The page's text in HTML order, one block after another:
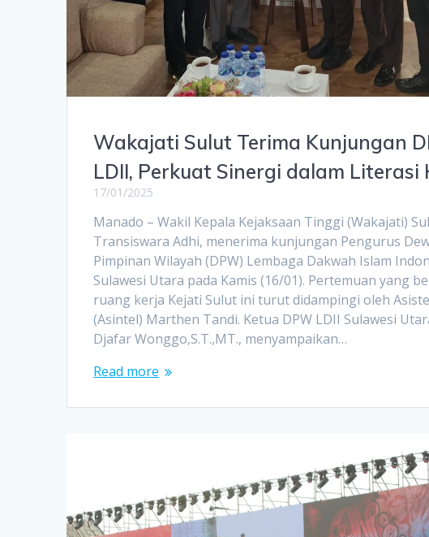
Wakajati Sulut Terima Kunjungan
LDII, Perkuat Sinergi dalam Literasi
17/01/2025
Manado – Wakil Kepala Kejaksaan Tinggi (Wakajati)
Transiswara Adhi, menerima kunjungan Pengurus
Pimpinan Wilayah (DPW) Lembaga Dakwah Islam
Sulawesi Utara pada Kamis (16/01). Pertemuan yang
ruang kerja Kejati Sulut ini turut didampingi oleh
(Asintel) Marthen Tandi. Ketua DPW LDII Sulawesi
Djafar Wonggo,S.T.,MT., menyampaikan…
Read more